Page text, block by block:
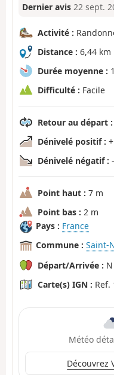
Dernier avis 22 sept.
Activité :
Distance : 6,44 km
Durée moyenne :
Difficulté : Facile
Retour au départ :
Dénivelé positif :
Dénivelé négatif :
Point haut : 7 m
Point bas : 2 m
Pays : France
Commune : Saint-
Départ/Arrivée :
Carte(s) IGN : Ref.
Météo
Découvrez